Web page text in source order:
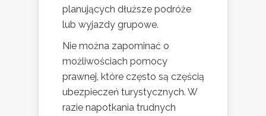
planujących dłuższe podróże
lub wyjazdy grupowe.
Nie można zapominać o
możliwościach pomocy
prawnej, które często są częścią
ubezpieczeń turystycznych. W
razie napotkania trudnych